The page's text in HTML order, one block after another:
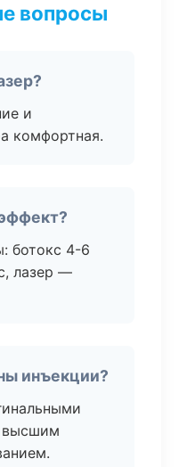
вопросы
и
комфортная.
ботокс 4-6
лазер —
инъекции?
высшим